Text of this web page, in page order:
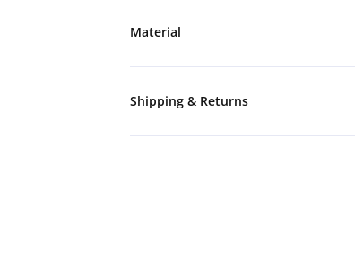
Material
Shipping & Returns